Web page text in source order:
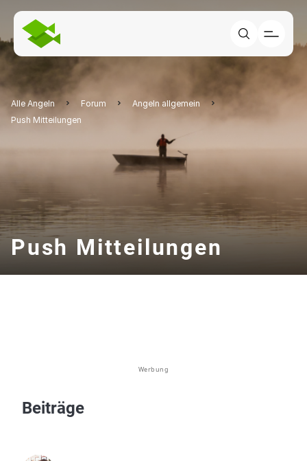
Alle Angeln Forum
Angeln allgemein
Push Mitteilungen
Push Mitteilungen
Werbung
Beiträge